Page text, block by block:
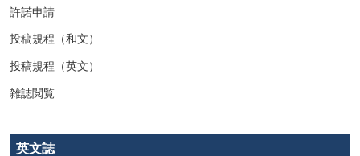
許諾申請
投稿規程（和文）
投稿規程（英文）
雑誌閲覧
英文誌